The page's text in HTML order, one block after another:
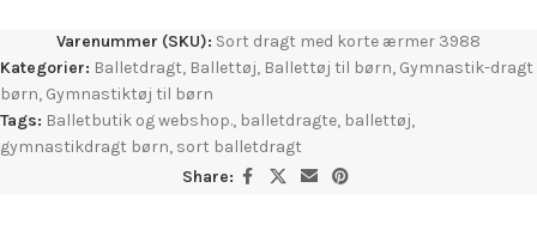
Varenummer (SKU): Sort dragt med korte ærmer 3988
Kategorier: Balletdragt, Ballettøj, Ballettøj til børn, Gymnastik-dragt
børn, Gymnastiktøj til børn
Tags: Balletbutik og webshop., balletdragte, ballettøj,
gymnastikdragt børn, sort balletdragt
Share: